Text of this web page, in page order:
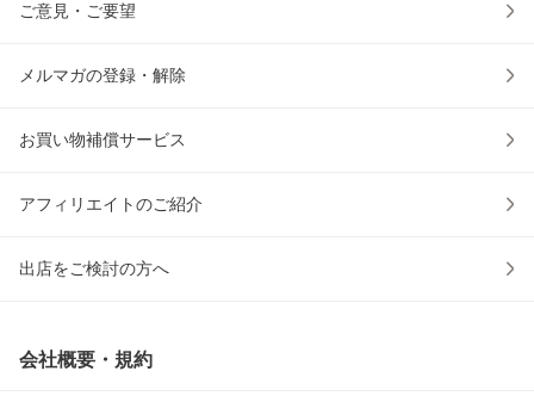
ご意見・ご要望
メルマガの登録・解除
お買い物補償サービス
アフィリエイトのご紹介
出店をご検討の方へ
会社概要・規約